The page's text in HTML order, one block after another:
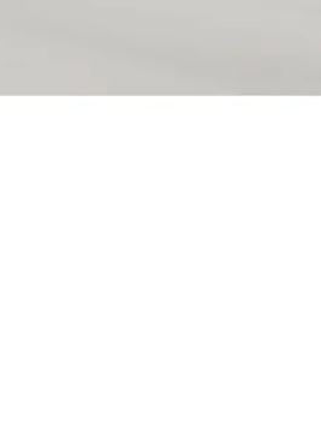
günlerinizde yüzüklerinizi şıkça